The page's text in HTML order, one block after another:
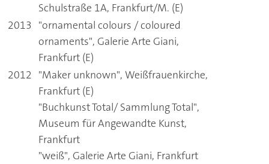
Schulstraße 1A, Frankfurt/M. (E)
2013 "ornamental colours / coloured
ornaments", Galerie Arte Giani,
Frankfurt (E)
2012 "Maker unknown", Weißfrauenkirche,
Frankfurt (E)
"Buchkunst Total/ Sammlung Total",
Museum für Angewandte Kunst,
Frankfurt
"weiß", Galerie Arte Giani, Frankfurt